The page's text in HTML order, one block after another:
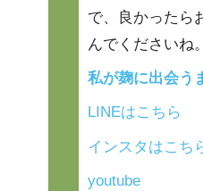
で、良かったら
んでくださいね。
私が麹に出会う
LINEはこちら
インスタはこち
youtube